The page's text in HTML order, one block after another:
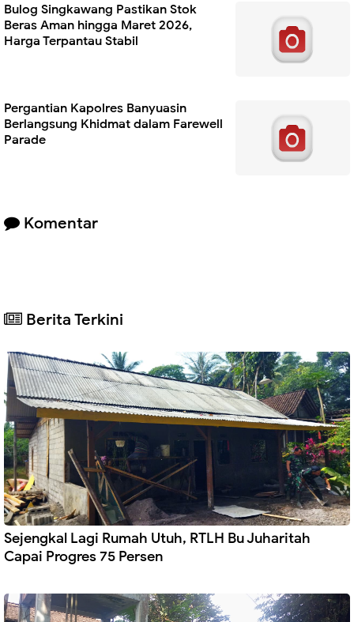
Bulog Singkawang Pastikan Stok
Beras Aman hingga Maret 2026,
Harga Terpantau Stabil
Pergantian Kapolres Banyuasin
Berlangsung Khidmat dalam Farewell
Parade
Komentar
Berita Terkini
Sejengkal Lagi Rumah Utuh, RTLH Bu Juharitah
Capai Progres 75 Persen